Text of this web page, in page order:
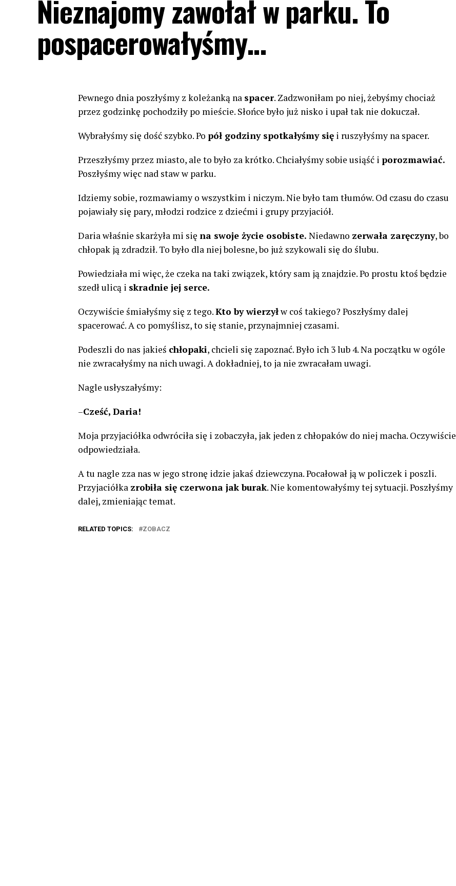
Nieznajomy zawołał w parku. To
pospacerowałyśmy…
Pewnego dnia poszłyśmy z koleżanką na spacer. Zadzwoniłam po niej, żebyśmy chociaż
przez godzinkę pochodziły po mieście. Słońce było już nisko i upał tak nie dokuczał.
Wybrałyśmy się dość szybko. Po pół godziny spotkałyśmy się i ruszyłyśmy na spacer.
Przeszłyśmy przez miasto, ale to było za krótko. Chciałyśmy sobie usiąść i porozmawiać.
Poszłyśmy więc nad staw w parku.
Idziemy sobie, rozmawiamy o wszystkim i niczym. Nie było tam tłumów. Od czasu do czasu
pojawiały się pary, młodzi rodzice z dziećmi i grupy przyjaciół.
Daria właśnie skarżyła mi się na swoje życie osobiste. Niedawno zerwała zaręczyny, bo
chłopak ją zdradził. To było dla niej bolesne, bo już szykowali się do ślubu.
Powiedziała mi więc, że czeka na taki związek, który sam ją znajdzie. Po prostu ktoś będzie
szedł ulicą i skradnie jej serce.
Oczywiście śmiałyśmy się z tego.Kto by wierzyłw coś takiego? Poszłyśmy dalej
spacerować. A co pomyślisz, to się stanie, przynajmniej czasami.
Podeszli do nas jakieś chłopaki, chcieli się zapoznać. Było ich 3 lub 4. Na początku w ogóle
nie zwracałyśmy na nich uwagi. A dokładniej, to ja nie zwracałam uwagi.
Nagle usłyszałyśmy:
–Cześć, Daria!
Moja przyjaciółka odwróciła się i zobaczyła, jak jeden z chłopaków do niej macha. Oczywiście
odpowiedziała.
A tu nagle zza nas w jego stronę idzie jakaś dziewczyna. Pocałował ją w policzek i poszli.
Przyjaciółka zrobiła się czerwona jak burak. Nie komentowałyśmy tej sytuacji. Poszłyśmy
dalej, zmieniając temat.
RELATED TOPICS: ZOBACZ